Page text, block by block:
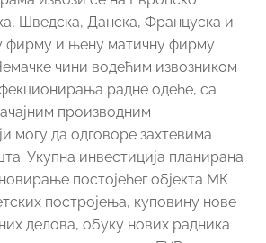
Шведска, Данска, Француска и
фирму и њену матичну фирму
чини водећим извозником
радне одеће, са
производним
могу да одговоре захтевима
Укупна инвестиција планирана
постојећег објекта МК
постројења, куповину нове
делова, обуку нових радника